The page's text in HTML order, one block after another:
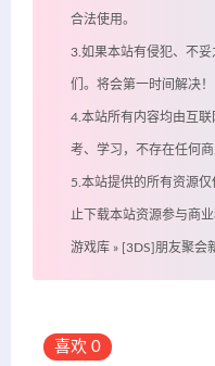
合法使用。
3.如果本站有侵犯、不
们。将会第一时间解决！
4.本站所有内容均由互
考、学习，不存在任何商
5.本站提供的所有资源
止下载本站资源参与商业
游戏库 » [3DS]朋友聚会
喜欢 0